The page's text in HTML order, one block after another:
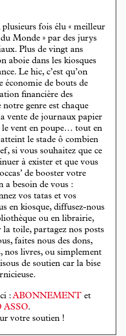
fois élu « meilleur
Monde » par des jurys
Plus de vingt ans
aboie dans les kiosques
Le hic, c’est qu’on
économie de bouts de
financière des
genre est chaque
vente de journaux papier
le vent en poupe… tout en
le stade ô combien
si vous souhaitez que ce
à exister et que vous
de booster votre
a besoin de vous :
vos tatas et vos
en kiosque, diffusez-nous
ou en librairie,
toile, partagez nos posts
faites nous des dons,
nos livres, ou simplement
de soutien car la bise
: ABONNEMENT et
ASSO.
votre soutien !